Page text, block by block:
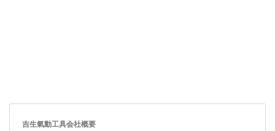
吉生氣動工具会社概要